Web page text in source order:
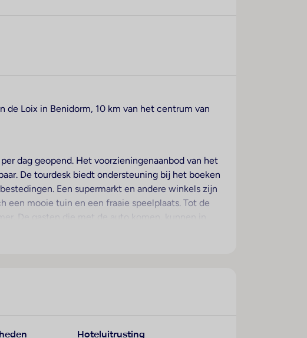
de Loix in Benidorm, 10 km van het centrum van
dag geopend. Het voorzieningenaanbod van het
De tourdesk biedt ondersteuning bij het boeken
Een supermarkt en andere winkels zijn
mooie tuin en een fraaie speelplaats. Tot de
De gasten die met de auto komen, kunnen in
bevinden zich een Kinderopvang en een
zijn aparte slaapkamers. Extra bedden kunnen
Hoteluitrusting